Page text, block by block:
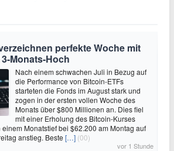
perfekte Woche mit
Monats-Hoch
Nach einem schwachen Juli in Bezug auf
die Performance von Bitcoin-ETFs
starteten die Fonds im August stark und
zogen in der ersten vollen Woche des
Monats über $800 Millionen an. Dies fiel
mit einer Erholung des Bitcoin-Kurses
Monatstief bei $62.200 am Montag auf
anstieg. Beste […] (00)
vor 1 Stunde